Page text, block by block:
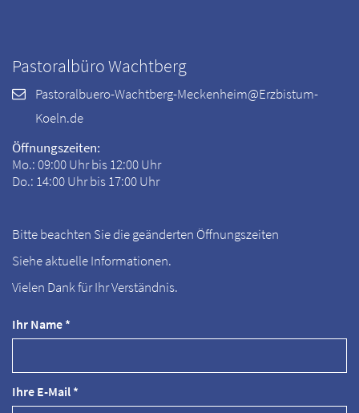
Ihr Name *
Ihre E-Mail *
Pastoralbüro Wachtberg
Pastoralbuero-Wachtberg-Meckenheim@Erzbistum-
Koeln.de
Öffnungszeiten:
Mo.: 09:00 Uhr bis 12:00 Uhr
Do.: 14:00 Uhr bis 17:00 Uhr
Bitte beachten Sie die geänderten Öffnungszeiten
Siehe aktuelle Informationen.
Vielen Dank für Ihr Verständnis.